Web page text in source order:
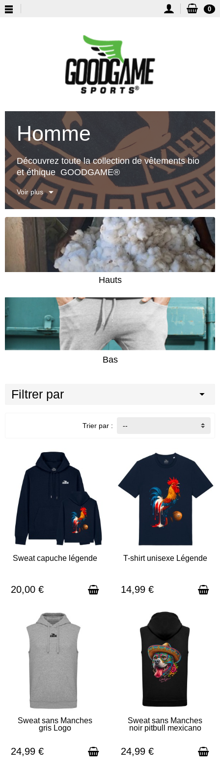
0
Homme
Découvrez toute la collection de vêtements bio
et éthique GOODGAME®
Voir plus
Hauts
Bas
Filtrer par
Trier par :
Sweat capuche légende
20,00 €
T-shirt unisexe Légende
14,99 €
EN STOCK - EXPÉDITION SOUS
Sweat sans Manches
gris Logo
24,99 €
EN STOCK - EXPÉDITION SOUS
Sweat sans Manches
noir pitbull mexicano
24,99 €